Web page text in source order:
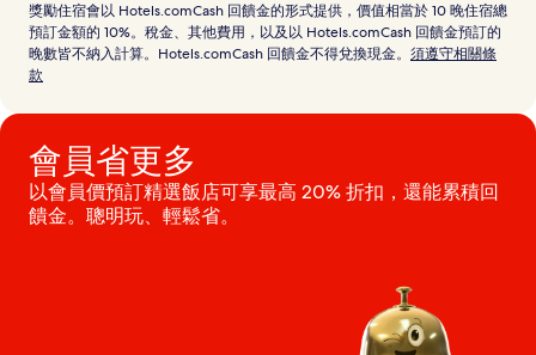
獎勵住宿會以 Hotels.comCash 回饋金的形式提供，價值相當於 10 晚住宿總
預訂金額的 10%。稅金、其他費用，以及以 Hotels.comCash 回饋金預訂的
晚數皆不納入計算。Hotels.comCash 回饋金不得兌換現金。 須遵守相關條
款
會員省更多
以會員價預訂精選飯店可享最高 20% 折扣，還能累積回
饋金。聰明玩、輕鬆省。